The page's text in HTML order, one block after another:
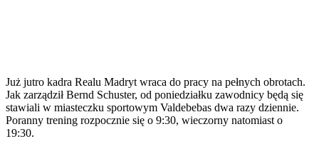
Już jutro kadra Realu Madryt wraca do pracy na pełnych obrotach.
Jak zarządził Bernd Schuster, od poniedziałku zawodnicy będą się
stawiali w miasteczku sportowym Valdebebas dwa razy dziennie.
Poranny trening rozpocznie się o 9:30, wieczorny natomiast o
19:30.